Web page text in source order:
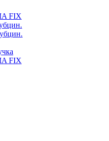
FIX
FIX